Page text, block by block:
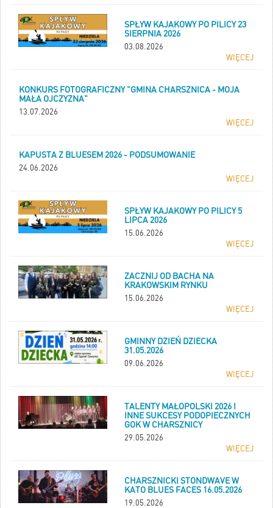
SPŁYW KAJAKOWY PO PILICY 23
SIERPNIA 2026
03.08.2026
WIĘCEJ
KONKURS FOTOGRAFICZNY "GMINA CHARSZNICA - MOJA
MAŁA OJCZYZNA"
13.07.2026
WIĘCEJ
KAPUSTA Z BLUESEM 2026 - PODSUMOWANIE
24.06.2026
WIĘCEJ
SPŁYW KAJAKOWY PO PILICY 5
LIPCA 2026
15.06.2026
WIĘCEJ
ZACZNIJ OD BACHA NA
KRAKOWSKIM RYNKU
15.06.2026
WIĘCEJ
GMINNY DZIEŃ DZIECKA
31.05.2026
09.06.2026
WIĘCEJ
TALENTY MAŁOPOLSKI 2026 I
INNE SUKCESY PODOPIECZNYCH
GOK W CHARSZNICY
29.05.2026
WIĘCEJ
CHARSZNICKI STONDWAVE W
KATO BLUES FACES 16.05.2026
19.05.2026